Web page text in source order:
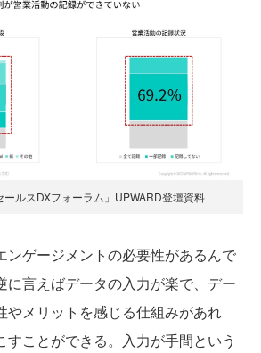
ルスDXフォーラム」UPWARD登壇資料
ゲージメントの必要性があるんで
に言えばデータの入力が楽で、デー
やメリットを感じる仕組みがあれ
すことができる。入力が手間という